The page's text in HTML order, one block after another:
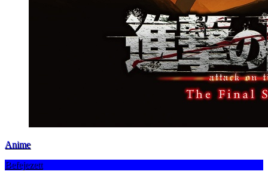
Anime
Befejezett